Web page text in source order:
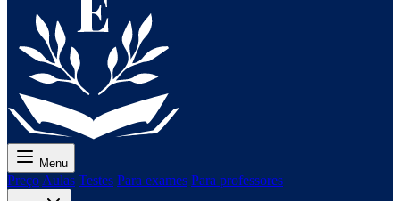
Menu
Preço Aulas Testes Para exames Para professores